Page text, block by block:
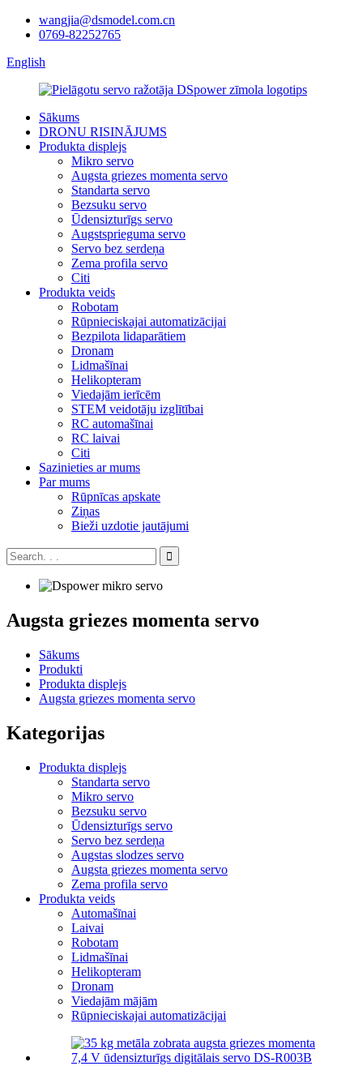
wangjia@dsmodel.com.cn
0769-82252765
English
Sākums
DRONU RISINĀJUMS
Produkta displejs
Mikro servo
Augsta griezes momenta servo
Standarta servo
Bezsuku servo
Ūdensizturīgs servo
Augstsprieguma servo
Servo bez serdeņa
Zema profila servo
Citi
Produkta veids
Robotam
Rūpnieciskajai automatizācijai
Bezpilota lidaparātiem
Dronam
Lidmašīnai
Helikopteram
Viedajām ierīcēm
STEM veidotāju izglītībai
RC automašīnai
RC laivai
Citi
Sazinieties ar mums
Par mums
Rūpnīcas apskate
Ziņas
Bieži uzdotie jautājumi
Augsta griezes momenta servo
Sākums
Produkti
Produkta displejs
Augsta griezes momenta servo
Kategorijas
Produkta displejs
Standarta servo
Mikro servo
Bezsuku servo
Ūdensizturīgs servo
Servo bez serdeņa
Augstas slodzes servo
Augsta griezes momenta servo
Zema profila servo
Produkta veids
Automašīnai
Laivai
Robotam
Lidmašīnai
Helikopteram
Dronam
Viedajām mājām
Rūpnieciskajai automatizācijai